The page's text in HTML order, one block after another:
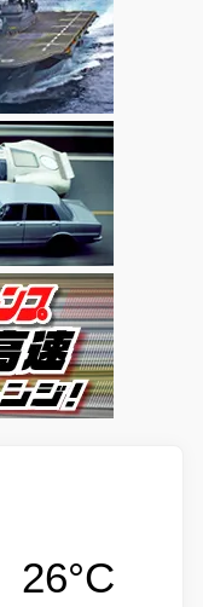
26°C